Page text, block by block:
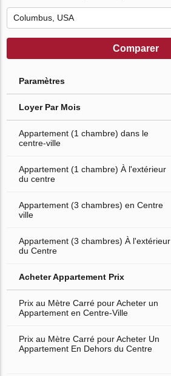
Comparer
Paramètres
Loyer Par Mois
Appartement (1 chambre) dans le
centre-ville
Appartement (1 chambre) À l'extérieur
du centre
Appartement (3 chambres) en Centre
ville
Appartement (3 chambres) À l'extérieur
du Centre
Acheter Appartement Prix
Prix au Mètre Carré pour Acheter un
Appartement en Centre-Ville
Prix au Mètre Carré pour Acheter Un
Appartement En Dehors du Centre